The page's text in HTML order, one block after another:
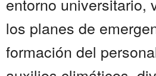
los planes de
formación del